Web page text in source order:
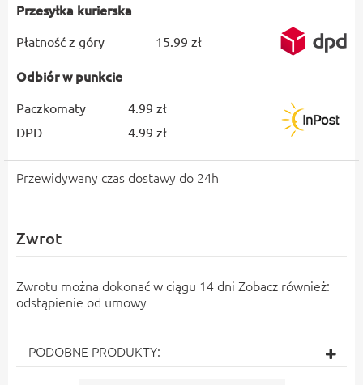
Przesyłka kurierska
Płatność z góry 15.99 zł
Odbiór w punkcie
Paczkomaty
4.99 zł
DPD
4.99 zł
Przewidywany czas dostawy do 24h
Zwrot
Zwrotu można dokonać w ciągu 14 dni Zobacz również:
odstąpienie od umowy
PODOBNE PRODUKTY: